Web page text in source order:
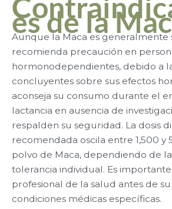
es de la
Aunque la Maca es generalmente
recomienda precaución en
hormonodependientes, debido a
concluyentes sobre sus efectos
aconseja su consumo durante el
lactancia en ausencia de
respalden su seguridad. La dosis
recomendada oscila entre 1,500 y
polvo de Maca, dependiendo de
tolerancia individual. Es
profesional de la salud antes de
condiciones médicas específicas.